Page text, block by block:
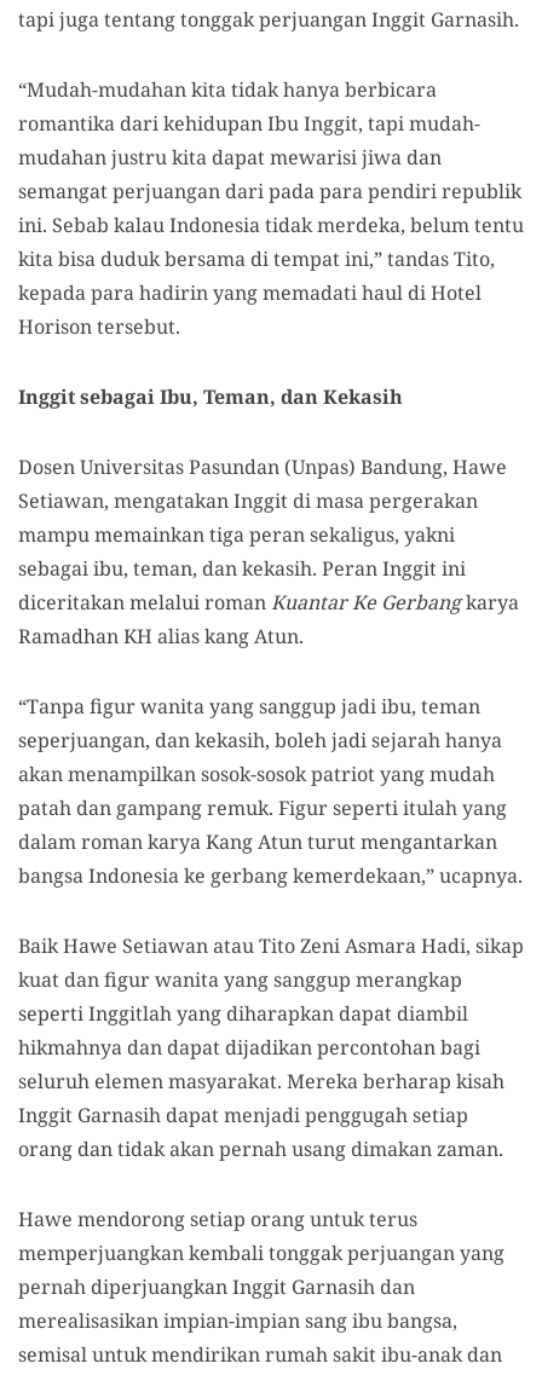
tapi juga tentang tonggak perjuangan Inggit Garnasih.
“Mudah-mudahan kita tidak hanya berbicara
romantika dari kehidupan Ibu Inggit, tapi mudah-
mudahan justru kita dapat mewarisi jiwa dan
semangat perjuangan dari pada para pendiri republik
ini. Sebab kalau Indonesia tidak merdeka, belum tentu
kita bisa duduk bersama di tempat ini,” tandas Tito,
kepada para hadirin yang memadati haul di Hotel
Horison tersebut.
Inggit sebagai Ibu, Teman, dan Kekasih
Dosen Universitas Pasundan (Unpas) Bandung, Hawe
Setiawan, mengatakan Inggit di masa pergerakan
mampu memainkan tiga peran sekaligus, yakni
sebagai ibu, teman, dan kekasih. Peran Inggit ini
diceritakan melalui romanKuantar Ke Gerbangkarya
Ramadhan KH alias kang Atun.
“Tanpa figur wanita yang sanggup jadi ibu, teman
seperjuangan, dan kekasih, boleh jadi sejarah hanya
akan menampilkan sosok-sosok patriot yang mudah
patah dan gampang remuk. Figur seperti itulah yang
dalam roman karya Kang Atun turut mengantarkan
bangsa Indonesia ke gerbang kemerdekaan,” ucapnya.
Baik Hawe Setiawan atau Tito Zeni Asmara Hadi, sikap
kuat dan figur wanita yang sanggup merangkap
seperti Inggitlah yang diharapkan dapat diambil
hikmahnya dan dapat dijadikan percontohan bagi
seluruh elemen masyarakat. Mereka berharap kisah
Inggit Garnasih dapat menjadi penggugah setiap
orang dan tidak akan pernah usang dimakan zaman.
Hawe mendorong setiap orang untuk terus
memperjuangkan kembali tonggak perjuangan yang
pernah diperjuangkan Inggit Garnasih dan
merealisasikan impian-impian sang ibu bangsa,
semisal untuk mendirikan rumah sakit ibu-anak dan